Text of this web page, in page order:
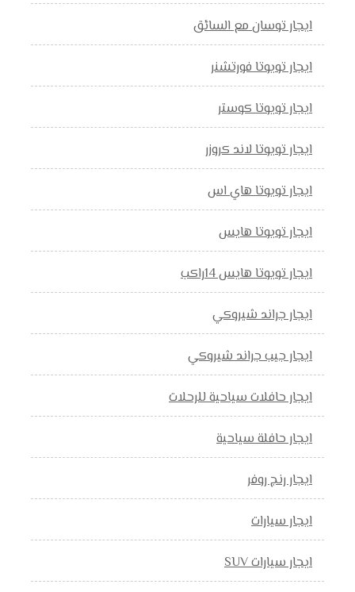
ايجار توسان مع السائق
ايجار تويوتا فورتشنر
ايجار تويوتا كوستر
ايجار تويوتا لاند كروزر
ايجار تويوتا هاي اس
ايجار تويوتا هايس
ايجار تويوتا هايس 14راكب
ايجار جراند شيروكي
ايجار جيب جراند شيروكي
ايجار حافلات سياحية للرحلات
ايجار حافلة سياحية
ايجار رنج روفر
ايجار سيارات
ايجار سيارات SUV